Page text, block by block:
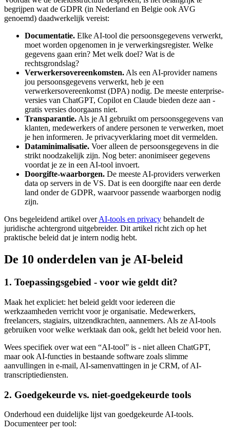
begrijpen wat de GDPR (in Nederland en Belgie ook AVG
genoemd) daadwerkelijk vereist:
Documentatie. Elke AI-tool die persoonsgegevens verwerkt,
moet worden opgenomen in je verwerkingsregister. Welke
gegevens gaan erin? Met welk doel? Wat is de
rechtsgrondslag?
Verwerkersovereenkomsten. Als een AI-provider namens
jou persoonsgegevens verwerkt, heb je een
verwerkersovereenkomst (DPA) nodig. De meeste enterprise-
versies van ChatGPT, Copilot en Claude bieden deze aan -
gratis versies doorgaans niet.
Transparantie. Als je AI gebruikt om persoonsgegevens van
klanten, medewerkers of andere personen te verwerken, moet
je hen informeren. Je privacyverklaring moet dit vermelden.
Dataminimalisatie. Voer alleen de persoonsgegevens in die
strikt noodzakelijk zijn. Nog beter: anonimiseer gegevens
voordat je ze in een AI-tool invoert.
Doorgifte-waarborgen. De meeste AI-providers verwerken
data op servers in de VS. Dat is een doorgifte naar een derde
land onder de GDPR, waarvoor passende waarborgen nodig
zijn.
Ons begeleidend artikel overAI-tools en privacy behandelt de
juridische achtergrond uitgebreider. Dit artikel richt zich op het
praktische beleid dat je intern nodig hebt.
De 10 onderdelen van je AI-beleid
1. Toepassingsgebied - voor wie geldt dit?
Maak het expliciet: het beleid geldt voor iedereen die
werkzaamheden verricht voor je organisatie. Medewerkers,
freelancers, stagiairs, uitzendkrachten, aannemers. Als ze AI-tools
gebruiken voor welke werktaak dan ook, geldt het beleid voor hen.
Wees specifiek over wat een “AI-tool” is - niet alleen ChatGPT,
maar ook AI-functies in bestaande software zoals slimme
aanvullingen in e-mail, AI-samenvattingen in je CRM, of AI-
transcriptiediensten.
2. Goedgekeurde vs. niet-goedgekeurde tools
Onderhoud een duidelijke lijst van goedgekeurde AI-tools.
Documenteer per tool: